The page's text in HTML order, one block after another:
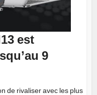
est
9
de rivaliser avec les plus